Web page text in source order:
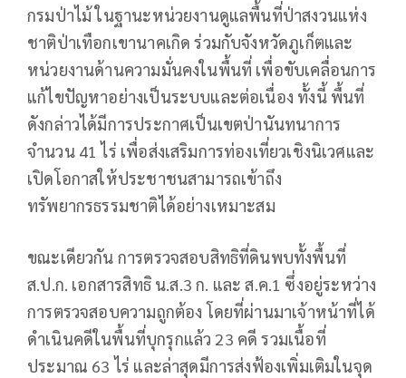
กรมป่าไม้ ในฐานะหน่วยงานดูแลพื้นที่ป่าสงวนแห่ง
ชาติป่าเทือกเขานาคเกิด ร่วมกับจังหวัดภูเก็ตและ
หน่วยงานด้านความมั่นคงในพื้นที่ เพื่อขับเคลื่อนการ
แก้ไขปัญหาอย่างเป็นระบบและต่อเนื่อง ทั้งนี้ พื้นที่
ดังกล่าวได้มีการประกาศเป็นเขตป่านันทนาการ
จำนวน 41 ไร่ เพื่อส่งเสริมการท่องเที่ยวเชิงนิเวศและ
เปิดโอกาสให้ประชาชนสามารถเข้าถึง
ทรัพยากรธรรมชาติได้อย่างเหมาะสม
ขณะเดียวกัน การตรวจสอบสิทธิที่ดินพบทั้งพื้นที่
ส.ป.ก. เอกสารสิทธิ น.ส.3 ก. และ ส.ค.1 ซึ่งอยู่ระหว่าง
การตรวจสอบความถูกต้อง โดยที่ผ่านมาเจ้าหน้าที่ได้
ดำเนินคดีในพื้นที่บุกรุกแล้ว 23 คดี รวมเนื้อที่
ประมาณ 63 ไร่ และล่าสุดมีการส่งฟ้องเพิ่มเติมในจุด